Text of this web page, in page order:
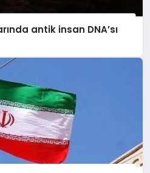
antik insan DNA’sı